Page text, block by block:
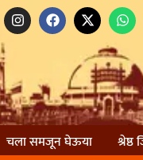
चला समजून घेऊया
श्रेष्ठ